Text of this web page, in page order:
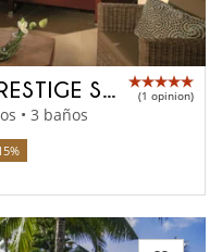
ANAHITA GOLF VIEW PRESTIGE SUITE (1 opinion)
• 3 baños